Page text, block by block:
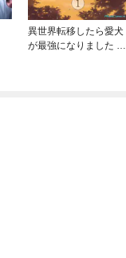
異世界転移したら愛犬
が最強になりました ～